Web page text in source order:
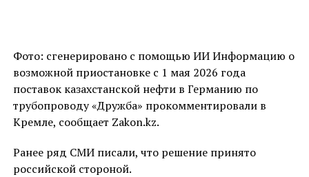
Фото: сгенерировано с помощью ИИ Информацию о
возможной приостановке с 1 мая 2026 года
поставок казахстанской нефти в Германию по
трубопроводу «Дружба» прокомментировали в
Кремле, сообщает Zakon.kz.
Ранее ряд СМИ писали, что решение принято
российской стороной.